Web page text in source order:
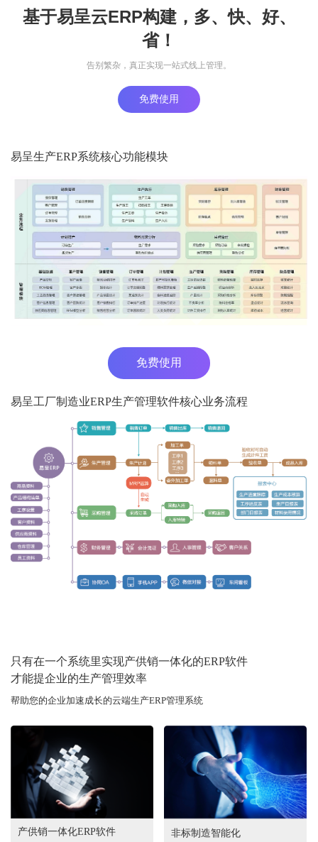
基于易呈云ERP构建，多、快、好、
省！
告别繁杂，真正实现一站式线上管理。
免费使用
易呈生产ERP系统核心功能模块
免费使用
易呈工厂制造业ERP生产管理软件核心业务流程
只有在一个系统里实现产供销一体化的ERP软件
才能提企业的生产管理效率
帮助您的企业加速成长的云端生产ERP管理系统
产供销一体化ERP软件 非标制造智能化